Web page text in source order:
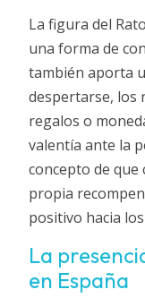
La figura del
una forma de
también aporta
despertarse, los
regalos o
valentía ante la
concepto de que
propia
positivo hacia
La
en España